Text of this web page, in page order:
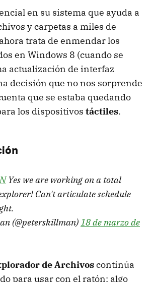
en su sistema que ayuda a
y carpetas a miles de
trata de enmendar los
en Windows 8 (cuando se
actualización de interfaz
decisión que no nos sorprende
que se estaba quedando
los dispositivos táctiles.
Yes we are working on a total
Can't articulate schedule
(@peterskillman)18 de marzo de
de Archivoscontinúa
para usar con el ratón; algo